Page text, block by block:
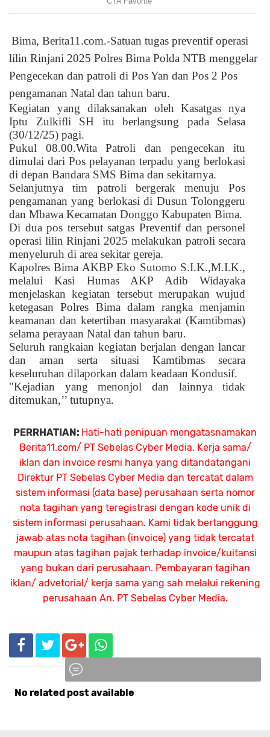
Bima, Berita11.com.-Satuan tugas preventif operasi
lilin Rinjani 2025 Polres Bima Polda NTB menggelar
Pengecekan dan patroli di Pos Yan dan Pos 2 Pos
pengamanan Natal dan tahun baru.
Kegiatan yang dilaksanakan oleh Kasatgas nya
Iptu Zulkifli SH itu berlangsung pada Selasa
(30/12/25) pagi.
Pukul 08.00.Wita Patroli dan pengecekan itu
dimulai dari Pos pelayanan terpadu yang berlokasi
di depan Bandara SMS Bima dan sekitarnya.
Selanjutnya tim patroli bergerak menuju Pos
pengamanan yang berlokasi di Dusun Tolonggeru
dan Mbawa Kecamatan Donggo Kabupaten Bima.
Di dua pos tersebut satgas Preventif dan personel
operasi lilin Rinjani 2025 melakukan patroli secara
menyeluruh di area sekitar gereja.
Kapolres Bima AKBP Eko Sutomo S.I.K.,M.I.K.,
melalui Kasi Humas AKP Adib Widayaka
menjelaskan kegiatan tersebut merupakan wujud
ketegasan Polres Bima dalam rangka menjamin
keamanan dan ketertiban masyarakat (Kamtibmas)
selama perayaan Natal dan tahun baru.
Seluruh rangkaian kegiatan berjalan dengan lancar
dan aman serta situasi Kamtibmas secara
keseluruhan dilaporkan dalam keadaan Kondusif.
"Kejadian yang menonjol dan lainnya tidak
ditemukan,’’ tutupnya.
PERRHATIAN: Hati-hati penipuan mengatasnamakan
Berita11.com/ PT Sebelas Cyber Media. Kerja sama/
iklan dan invoice resmi hanya yang ditandatangani
Direktur PT Sebelas Cyber Media dan tercatat dalam
sistem informasi (data base) perusahaan serta nomor
nota tagihan yang teregistrasi dengan kode unik di
sistem informasi perusahaan. Kami tidak bertanggung
jawab atas nota tagihan (invoice) yang tidak tercatat
maupun atas tagihan pajak terhadap invoice/kuitansi
yang bukan dari perusahaan. Pembayaran tagihan
iklan/ advetorial/ kerja sama yang sah melalui rekening
perusahaan An. PT Sebelas Cyber Media.
No related post available